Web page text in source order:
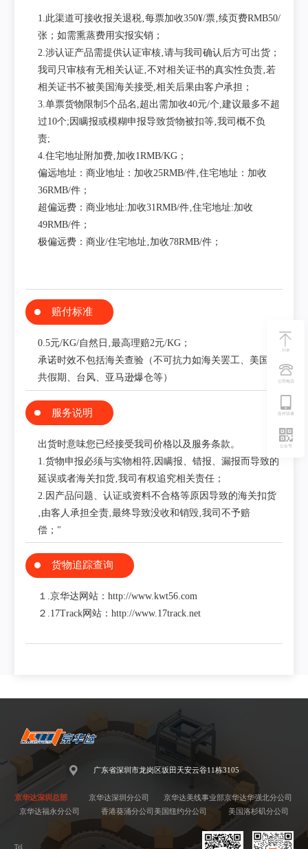
TOP
公司电话
合作洽谈
公众号
1.此渠道可接收报关退税‚每票加收350¥/票‚续页费RMB50/
张；如需熏蒸费用实报实销；
2.涉认证产品需提供认证审核‚请与我司确认后方可出货；
我司只审核有无相关认证‚不对相关证书的真实性负责‚若
相关证书不被美国海关接受,相关后果由客户承担；
3.单票货物限制5个品名,超出需加收40元/个,建议最多不超
过10个;因瞒报或模糊申报导致货物被扣等‚我司概不负
责;
4.住宅地址附加费‚加收1RMB/KG；
偏远地址：商业地址：加收25RMB/件‚住宅地址：加收
36RMB/件；
超偏远费：商业地址:加收31RMB/件‚住宅地址:加收
49RMB/件；
极偏远费：商业/住宅地址‚加收78RMB/件；
赔付标准
0.5元/KG/自然日‚最高理赔2元/KG；
承诺时效不包括海关查验（不可抗力如海关罢工、美国公
共假期、台风、亚马逊爆仓等）
服务说明
出货时意味您已经接受我司价格以及服务条款。
1.货物申报必须与实物相符,因瞒报、错报、漏报而导致的
延误或者海关扣货‚我司有权追究相关责任；
2.因产品问题、认证或资料不合格等原因导致的海关扣货
‚由客人承担全责‚最终导致没收和销毁‚我司不予赔
偿；"
货物追踪查询
１.京华达网站：http://www.kwt56.com
２.17Track网站：http://www.17track.net
广东省深圳市龙岗区坂田天安云谷11栋3105
京华达深圳总部 京华达深圳分公司 京华达美线事业部京华达华强北分公司
京华达福永分公司
香港葵涌分公司美国纽约分公司 美国洛杉矶分公司
Tel